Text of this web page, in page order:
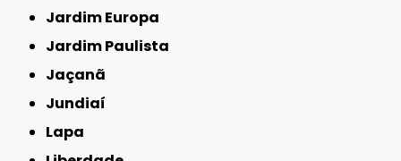
Jardim Europa
Jardim Paulista
Jaçanã
Jundiaí
Lapa